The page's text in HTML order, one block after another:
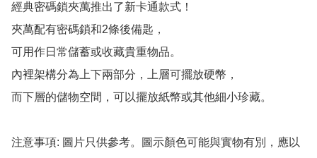
經典密碼鎖夾萬推出了新卡通款式！
夾萬配有密碼鎖和2條後備匙，
可用作日常儲蓄或收藏貴重物品。
內裡架構分為上下兩部分，上層可擺放硬幣，
而下層的儲物空間，可以擺放紙幣或其他細小珍藏。
注意事項: 圖片只供參考。圖示顏色可能與實物有別，應以